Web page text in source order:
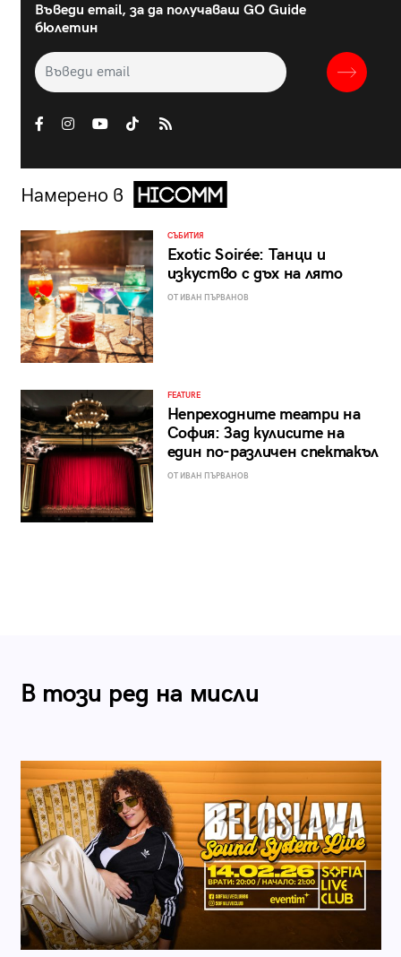
Въведи email, за да получаваш GO Guide
бюлетин
Намерено в
СЪБИТИЯ
Exotic Soirée: Танци и
изкуство с дъх на лято
ОТ ИВАН ПЪРВАНОВ
FEATURE
Непреходните театри на
София: Зад кулисите на
един по-различен спектакъл
ОТ ИВАН ПЪРВАНОВ
В този ред на мисли